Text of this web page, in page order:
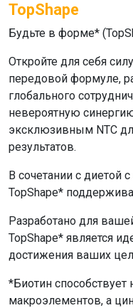
TopShape
Будьте в форме* (
Откройте для себя
передовой формуле,
глобального
невероятную
эксклюзивным NTC
результатов.
В сочетании с диетой
TopShape*
Разработано для
TopShape* является
достижения ваших
*Биотин
макроэлементов, а